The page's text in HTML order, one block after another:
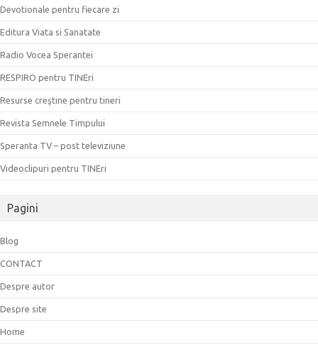
Devotionale pentru fiecare zi
Editura Viata si Sanatate
Radio Vocea Sperantei
RESPIRO pentru TINEri
Resurse creştine pentru tineri
Revista Semnele Timpului
Speranta TV – post televiziune
Videoclipuri pentru TINEri
Pagini
Blog
CONTACT
Despre autor
Despre site
Home